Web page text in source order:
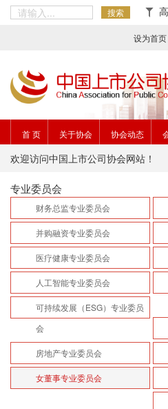
设为首页
搜索
首 页 关于协会 协会动态
欢迎访问中国上市公司协会网站！
专业委员会
财务总监专业委员会
并购融资专业委员会
医疗健康专业委员会
人工智能专业委员会
可持续发展（ESG）专业委员
会
房地产专业委员会
女董事专业委员会